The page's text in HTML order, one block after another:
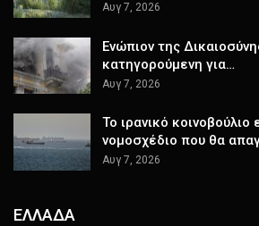
Αυγ 7, 2026
Ενώπιον της
κατηγορούμενη για…
Αυγ 7, 2026
Το ιρανικό κοινοβούλιο
νομοσχέδιο που θα
Αυγ 7, 2026
ΕΛΛΑΔΑ